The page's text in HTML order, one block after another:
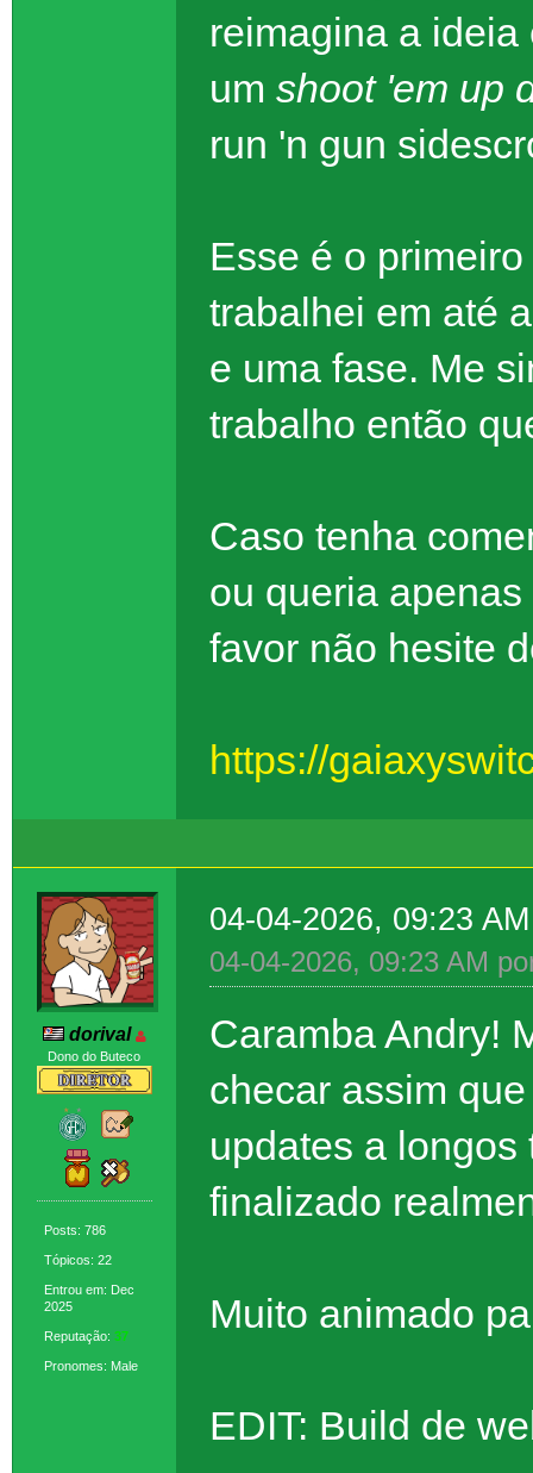
reimagina a
um shoot 'em up
run 'n gun
Esse é o
trabalhei em até
e uma fase. Me
trabalho então
Caso tenha
ou queria
favor não hesite
https://
dorival
Dono do Buteco
Posts: 786
Tópicos: 22
Entrou em: Dec
2025
Reputação: 37
Pronomes: Male
04-04-2026, 09:23
04-04-2026, 09:23 AM
Caramba Andry!
checar assim
updates a
finalizado
Muito animado
EDIT: Build de